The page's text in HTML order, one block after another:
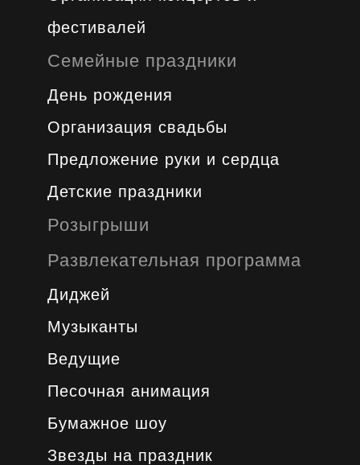
фестивалей
Семейные праздники
День рождения
Организация свадьбы
Предложение руки и сердца
Детские праздники
Розыгрыши
Развлекательная программа
Диджей
Музыканты
Ведущие
Песочная анимация
Бумажное шоу
Звезды на праздник